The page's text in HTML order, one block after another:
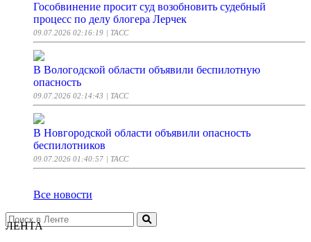
Гособвинение просит суд возобновить судебный
процесс по делу блогера Лерчек
09.07.2026 02:16:19 | ТАСС
В Вологодской области объявили беспилотную
опасность
09.07.2026 02:14:43 | ТАСС
В Новгородской области объявили опасность
беспилотников
09.07.2026 01:40:57 | ТАСС
Все новости
ЛЕНТА